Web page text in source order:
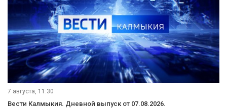
Местное время. Суббота. Выпуск от 08.08.2026.